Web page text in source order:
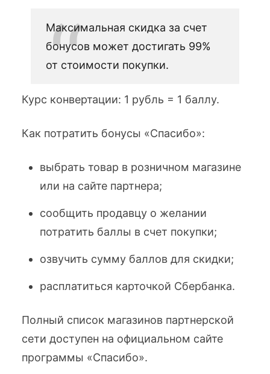
Максимальная скидка за счет
бонусов может достигать 99%
от стоимости покупки.
Курс конвертации: 1 рубль = 1 баллу.
Как потратить бонусы «Спасибо»:
выбрать товар в розничном магазине
или на сайте партнера;
сообщить продавцу о желании
потратить баллы в счет покупки;
озвучить сумму баллов для скидки;
расплатиться карточкой Сбербанка.
Полный список магазинов партнерской
сети доступен на официальном сайте
программы «Спасибо».